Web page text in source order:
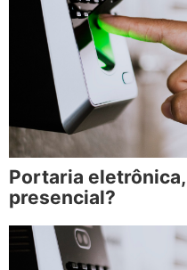
Portaria
presencial?